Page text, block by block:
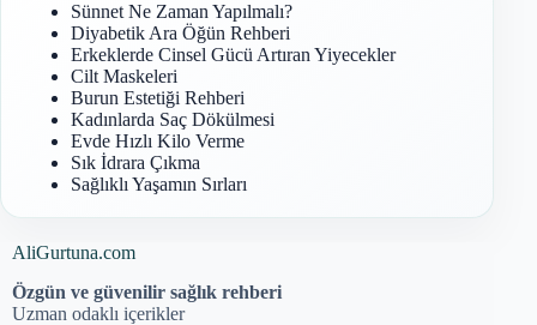
Sünnet Ne Zaman Yapılmalı?
Diyabetik Ara Öğün Rehberi
Erkeklerde Cinsel Gücü Artıran Yiyecekler
Cilt Maskeleri
Burun Estetiği Rehberi
Kadınlarda Saç Dökülmesi
Evde Hızlı Kilo Verme
Sık İdrara Çıkma
Sağlıklı Yaşamın Sırları
AliGurtuna.com
Özgün ve güvenilir sağlık rehberi
Uzman odaklı içerikler